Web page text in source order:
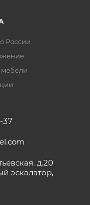
России
мебели
37
д.20
эскалатор,